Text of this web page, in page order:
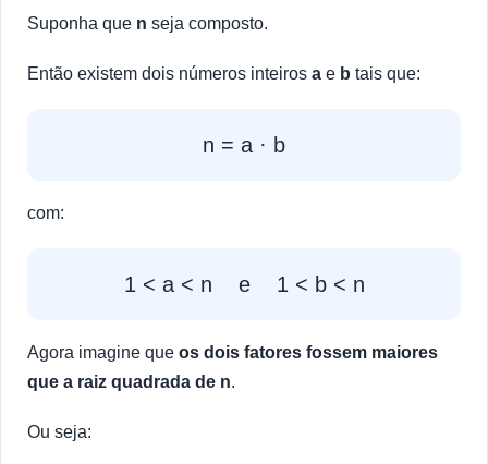
Suponha que n seja composto.
Então existem dois números inteiros a e b tais que:
n = a · b
com:
1 < a < n e 1 < b < n
Agora imagine que os dois fatores fossem maiores
que a raiz quadrada de n.
Ou seja: